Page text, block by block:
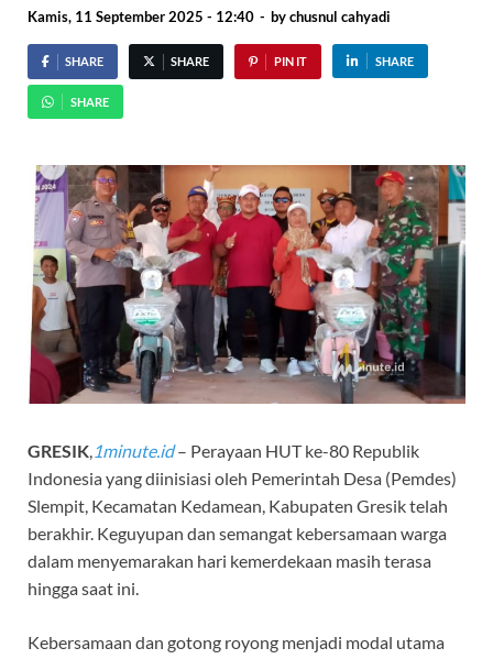
Kamis, 11 September 2025 - 12:40 - bychusnul cahyadi
SHARE SHARE PIN IT SHARE
SHARE
GRESIK 1minute.id– Perayaan HUT ke-80 Republik
Indonesia yang diinisiasi oleh Pemerintah Desa (Pemdes)
Slempit, Kecamatan Kedamean, Kabupaten Gresik telah
berakhir. Keguyupan dan semangat kebersamaan warga
dalam menyemarakan hari kemerdekaan masih terasa
hingga saat ini.
Kebersamaan dan gotong royong menjadi modal utama